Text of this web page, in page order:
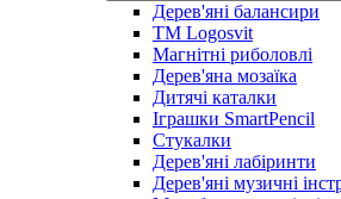
Дерев'яні балансири
TM Logosvit
Магнітні риболовлі
Дерев'яна мозаїка
Дитячі каталки
Іграшки SmartPencil
Стукалки
Дерев'яні лабіринти
Дерев'яні музичні